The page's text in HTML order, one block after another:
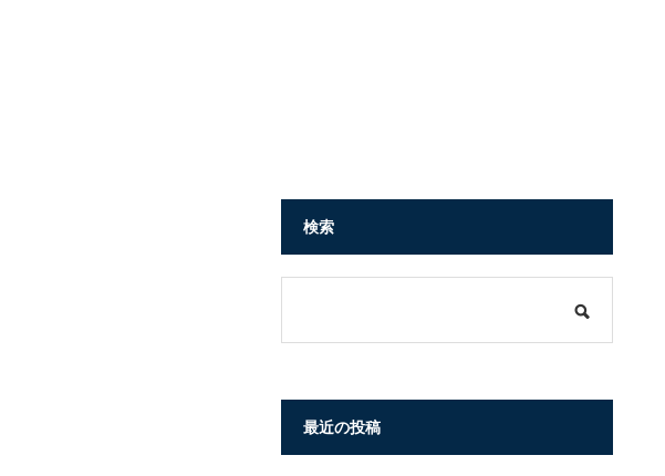
検索
最近の投稿